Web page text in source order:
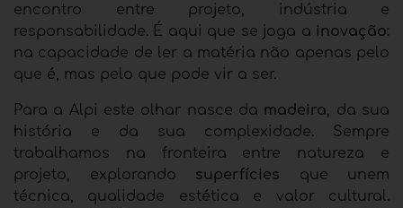
encontro entre projeto, indústria e
responsabilidade. É aqui que se joga a inovação:
na capacidade de ler a matéria não apenas pelo
que é, mas pelo que pode vir a ser.
Para a Alpi este olhar nasce da madeira, da sua
história e da sua complexidade. Sempre
trabalhamos na fronteira entre natureza e
projeto, explorando superfícies que unem
técnica, qualidade estética e valor cultural.